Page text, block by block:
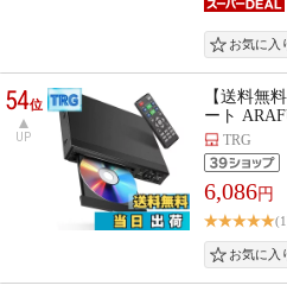
54位
UP
【送料無
ート
TRG
6,086円